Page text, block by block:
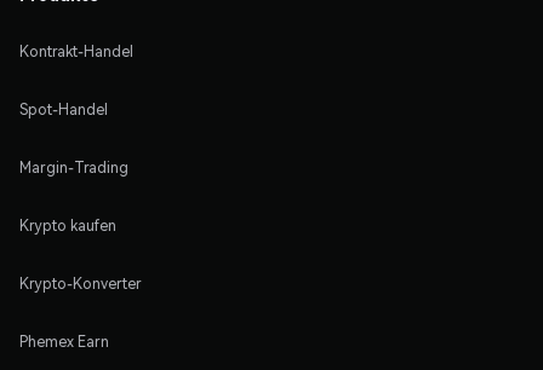
Kontrakt-Handel
Spot-Handel
Margin-Trading
Krypto kaufen
Krypto-Konverter
Phemex Earn